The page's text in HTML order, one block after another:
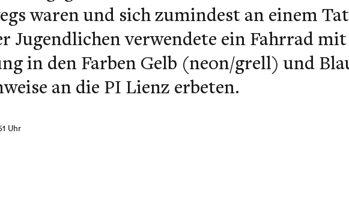
waren und sich zumindest an einem
Jugendlichen verwendete ein Fahrrad mit
in den Farben Gelb (neon/grell) und
an die PI Lienz erbeten.
Uhr